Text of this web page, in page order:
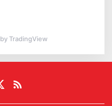
by TradingView